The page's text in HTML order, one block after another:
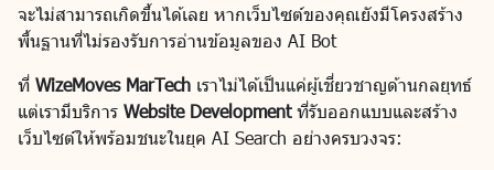
จะไม่สามารถเกิดขึ้นได้เลย หากเว็บไซต์ของคุณยังมีโครงสร้าง
พื้นฐานที่ไม่รองรับการอ่านข้อมูลของ AI Bot
ที่ WizeMoves MarTech เราไม่ได้เป็นแค่ผู้เชี่ยวชาญด้านกลยุทธ์
แต่เรามีบริการ Website Developmentที่รับออกแบบและสร้าง
เว็บไซต์ให้พร้อมชนะในยุค AI Search อย่างครบวงจร: